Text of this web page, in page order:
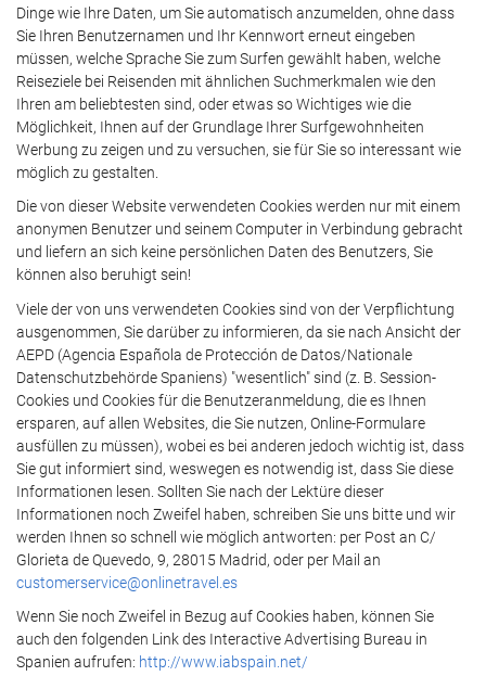
Dinge wie Ihre Daten, um Sie automatisch anzumelden, ohne dass
Sie Ihren Benutzernamen und Ihr Kennwort erneut eingeben
müssen, welche Sprache Sie zum Surfen gewählt haben, welche
Reiseziele bei Reisenden mit ähnlichen Suchmerkmalen wie den
Ihren am beliebtesten sind, oder etwas so Wichtiges wie die
Möglichkeit, Ihnen auf der Grundlage Ihrer Surfgewohnheiten
Werbung zu zeigen und zu versuchen, sie für Sie so interessant wie
möglich zu gestalten.
Die von dieser Website verwendeten Cookies werden nur mit einem
anonymen Benutzer und seinem Computer in Verbindung gebracht
und liefern an sich keine persönlichen Daten des Benutzers, Sie
können also beruhigt sein!
Viele der von uns verwendeten Cookies sind von der Verpflichtung
ausgenommen, Sie darüber zu informieren, da sie nach Ansicht der
AEPD (Agencia Española de Protección de Datos/Nationale
Datenschutzbehörde Spaniens) "wesentlich" sind (z. B. Session-
Cookies und Cookies für die Benutzeranmeldung, die es Ihnen
ersparen, auf allen Websites, die Sie nutzen, Online-Formulare
ausfüllen zu müssen), wobei es bei anderen jedoch wichtig ist, dass
Sie gut informiert sind, weswegen es notwendig ist, dass Sie diese
Informationen lesen. Sollten Sie nach der Lektüre dieser
Informationen noch Zweifel haben, schreiben Sie uns bitte und wir
werden Ihnen so schnell wie möglich antworten: per Post an C/
Glorieta de Quevedo, 9, 28015 Madrid, oder per Mail an
customerservice@onlinetravel.es
Wenn Sie noch Zweifel in Bezug auf Cookies haben, können Sie
auch den folgenden Link des Interactive Advertising Bureau in
Spanien aufrufen: http://www.iabspain.net/